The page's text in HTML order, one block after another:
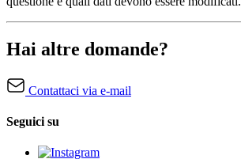
Hai altre domande?
Contattaci via e-mail
Seguici su